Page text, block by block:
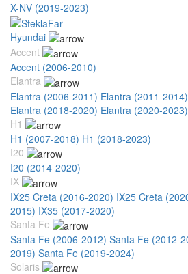
X-NV (2019-2023)
Hyundai
Accent
Accent (2006-2010)
Elantra
Elantra (2006-2011) Elantra (2011-2014)
Elantra (2018-2020) Elantra (2020-2023)
H1
H1 (2007-2018) H1 (2018-2023)
I20
I20 (2014-2020)
IX
IX25 Creta (2016-2020) IX25 Creta
2015) IX35 (2017-2020)
Santa Fe
Santa Fe (2006-2012) Santa Fe (2012-
2019) Santa Fe (2019-2024)
Solaris